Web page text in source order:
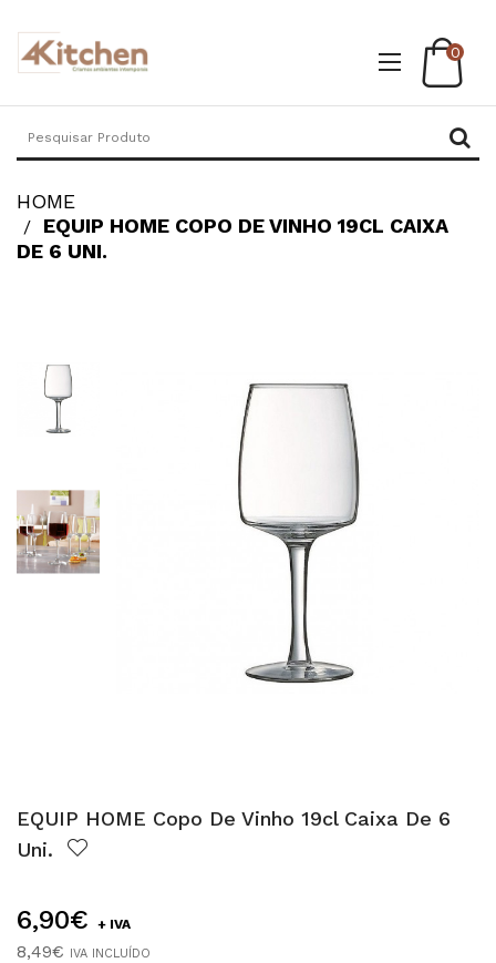
0
HOME
EQUIP HOME COPO DE VINHO 19CL CAIXA
DE 6 UNI.
EQUIP HOME Copo De Vinho 19cl Caixa De 6
Uni.
6,90€ + IVA
8,49€ IVA INCLUÍDO